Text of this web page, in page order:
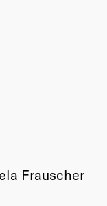
Frauscher